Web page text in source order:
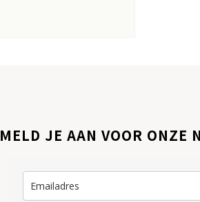
MELD JE AAN VOOR ONZE